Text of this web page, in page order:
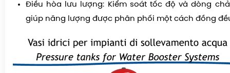
Điều hòa lưu lượng: Kiểm soát tốc độ và dòng
giúp năng lượng được phân phối một cách đồng